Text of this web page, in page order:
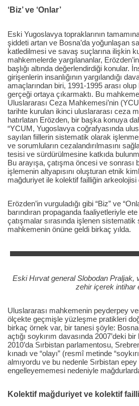
‘Biz’ ve ‘Onlar’
Eski Yugoslavya topraklarının
şiddeti artan ve Bosna’da yoğunlaşan
katledilmesi ve savaş suçlarına ilişkin
mahkemelerde yargılananlar,
başlığı altında değerlendirdiği konular.
girişenlerin insanlığının yargılandığı
amaçlarından biri, 1991-1995 arası olup
gerçeği ortaya çıkarmaktı. Bu
Uluslararası Ceza Mahkemesi’nin
tarihte kurulan ikinci uluslararası ceza
hatırlatan Erözden, bir başka konuya
“YCUM, Yugoslavya coğrafyasında
sayılan fiillerin sistematik olarak
ve sorumluların cezalandırılmasını
tesisi ve sürdürülmesine katkıda
Bu arayışa, çatışma öncesi ve sonrası
işlemenin altyapısını oluşturan etnik
mağduriyet ile kolektif failliğin arkeolojisi
Erözden’in vurguladığı gibi “Biz” ve
barındıran propaganda faaliyetleriyle
çatışmalar sırasında işlenen sistematik
mahkemenin önüne geldi birkaç yılda.
Eski Hırvat general Slobodan Praljak,
zehir içerek intihar
Uluslararası mahkemenin peyderpey
ölçekte geçmişle yüzleşme pratikleri
birkaç örnek var, bir tanesi şöyle:
açtığı soykırım davasında 2007’deki
2010’da Sırbistan parlamentosu,
kınadı ve “olayı” (resmî metinde
almıyordu ve bu nedenle Sırbistan
engelleyememesi nedeniyle
Kolektif mağduriyet ve kolektif